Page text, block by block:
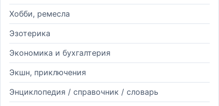
Хобби, ремесла
Эзотерика
Экономика и бухгалтерия
Экшн, приключения
Энциклопедия / справочник / словарь